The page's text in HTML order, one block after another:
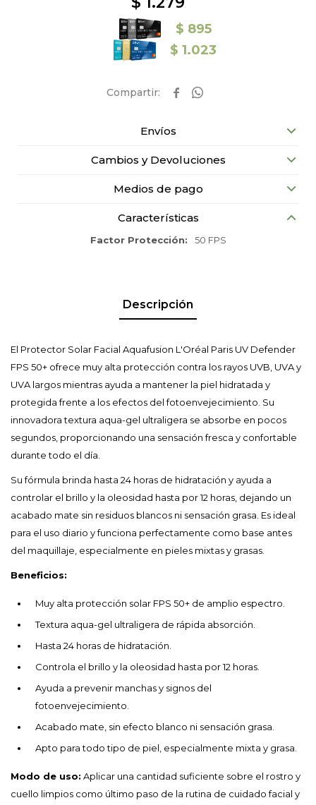
$ 895
$ 1.023
 
Envíos
Cambios y Devoluciones
Medios de pago
Características
Factor Protección 50 FPS
Descripción
El Protector Solar Facial Aquafusion L'Oréal Paris UV Defender
FPS 50+ ofrece muy alta protección contra los rayos UVB, UVA y
UVA largos mientras ayuda a mantener la piel hidratada y
protegida frente a los efectos del fotoenvejecimiento. Su
innovadora textura aqua-gel ultraligera se absorbe en pocos
segundos, proporcionando una sensación fresca y confortable
durante todo el día.
Su fórmula brinda hasta 24 horas de hidratación y ayuda a
controlar el brillo y la oleosidad hasta por 12 horas, dejando un
acabado mate sin residuos blancos ni sensación grasa. Es ideal
para el uso diario y funciona perfectamente como base antes
del maquillaje, especialmente en pieles mixtas y grasas.
Beneficios:
Muy alta protección solar FPS 50+ de amplio espectro.
Textura aqua-gel ultraligera de rápida absorción.
Hasta 24 horas de hidratación.
Controla el brillo y la oleosidad hasta por 12 horas.
Ayuda a prevenir manchas y signos del
fotoenvejecimiento.
Acabado mate, sin efecto blanco ni sensación grasa.
Apto para todo tipo de piel, especialmente mixta y grasa.
Modo de uso: Aplicar una cantidad suficiente sobre el rostro y
cuello limpios como último paso de la rutina de cuidado facial y